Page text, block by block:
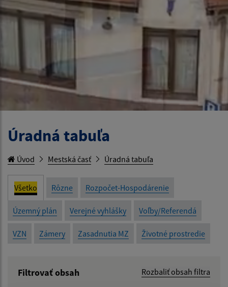
Úradná tabuľa
Úvod Mestská časť Úradná tabuľa
Všetko Rôzne Rozpočet-Hospodárenie
Územný plán Verejné vyhlášky Voľby/Referendá
VZN Zámery Zasadnutia MZ Životné prostredie
Filtrovať obsah Rozbaliť obsah filtra